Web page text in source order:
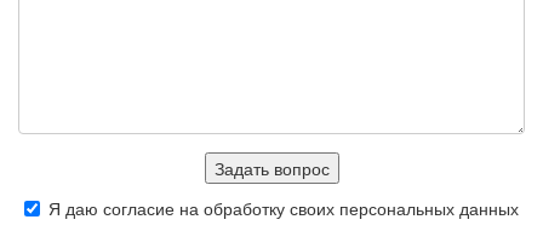
Задать вопрос
Я даю согласие на обработку своих персональных данных